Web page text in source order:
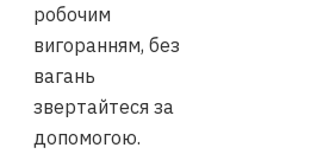
робочим
вигоранням, без
вагань
звертайтеся за
допомогою.